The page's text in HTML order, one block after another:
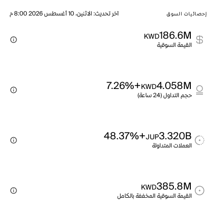
إحصائيات السوق آخر تحديث:الاثنين، 10 أغسطس 2026 8:00 م
186.6M
KWD
القيمة السوقية
4.058M
KWD
+7.26%
حجم التداول (24 ساعة)
3.320B
JUP
+48.37%
العملات المتداولة
385.8M
KWD
القيمة السوقية المخففة بالكامل